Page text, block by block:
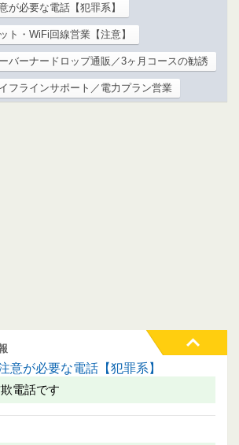
が必要な電話【犯罪系】
ト・WiFi回線営業【注意】
バーナードロップ通販／3ヶ月コースの勧誘
フラインサポート／電力プラン営業
意が必要な電話【犯罪系】
電話です